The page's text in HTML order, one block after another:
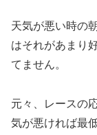
天気が悪い時の
はそれがあまり
てません。
元々、レースの
気が悪ければ最